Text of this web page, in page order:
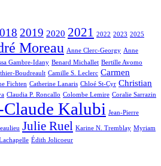
2019 2020 2021 2022 2023 2025
Moreau Anne Clerc-Georgy Anne
Gambre-Idany Benard Michallet Bertille Avomo
Boudreault Camille S. Leclerc Carmen
Fichten Catherine Lanaris Chloé St-Cyr Christian
Claudia P. Roncallo Colombe Lemire Coralie Sarrazin
Claude Kalubi Jean-Pierre
Julie Ruel Karine N. Tremblay Myriam
Édith Jolicoeur